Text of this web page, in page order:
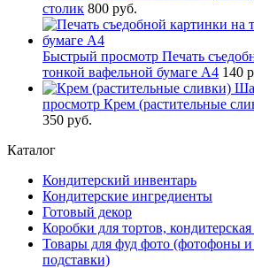
столик 800 руб.
Быстрый просмотр Печать
тонкой вафельной бумаге А4 140
просмотр Крем (растительные
350 руб.
Каталог
Кондитерский инвентарь
Кондитерские ингредиенты
Готовый декор
Коробки для тортов,
Товары для фуд фото (фотофоны и
подставки)